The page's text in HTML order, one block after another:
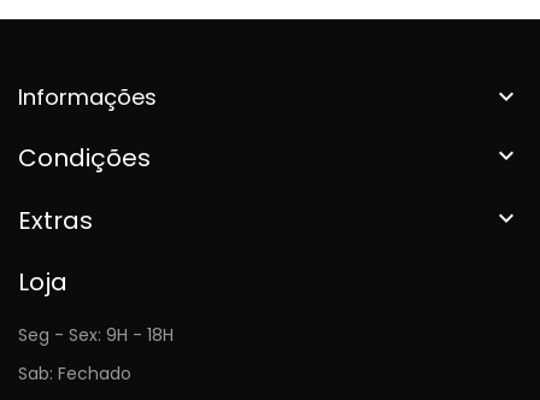
Informações 
Condições 
Extras 
Loja
Seg - Sex: 9H - 18H
Sab: Fechado